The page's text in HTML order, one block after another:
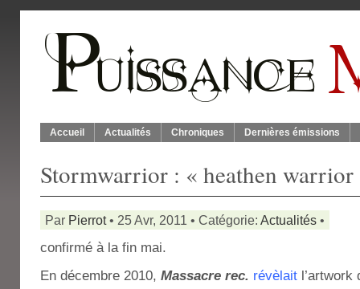
Accueil Actualités Chroniques Dernières émissions
Stormwarrior : « heathen warrior
Par Pierrot• 25 Avr, 2011 • Catégorie: Actualités •
confirmé à la fin mai.
En décembre 2010, Massacre rec. révèlait